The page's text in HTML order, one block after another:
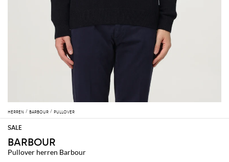
HERREN BARBOUR PULLOVER
BARBOUR
Pullover herren Barbour